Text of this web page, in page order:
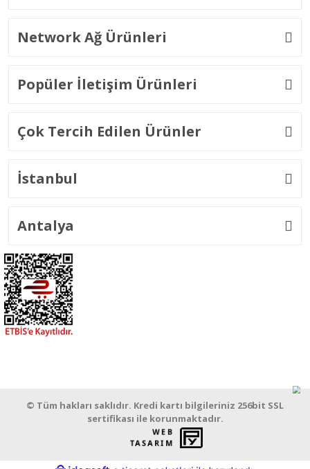
Network Ağ Ürünleri
Popüler İletişim Ürünleri
Çok Tercih Edilen Ürünler
İstanbul
Antalya
© Tüm hakları saklıdır. Kredi kartı bilgileriniz 256bit SSL
sertifikası ile korunmaktadır.
WEB
TASARIM